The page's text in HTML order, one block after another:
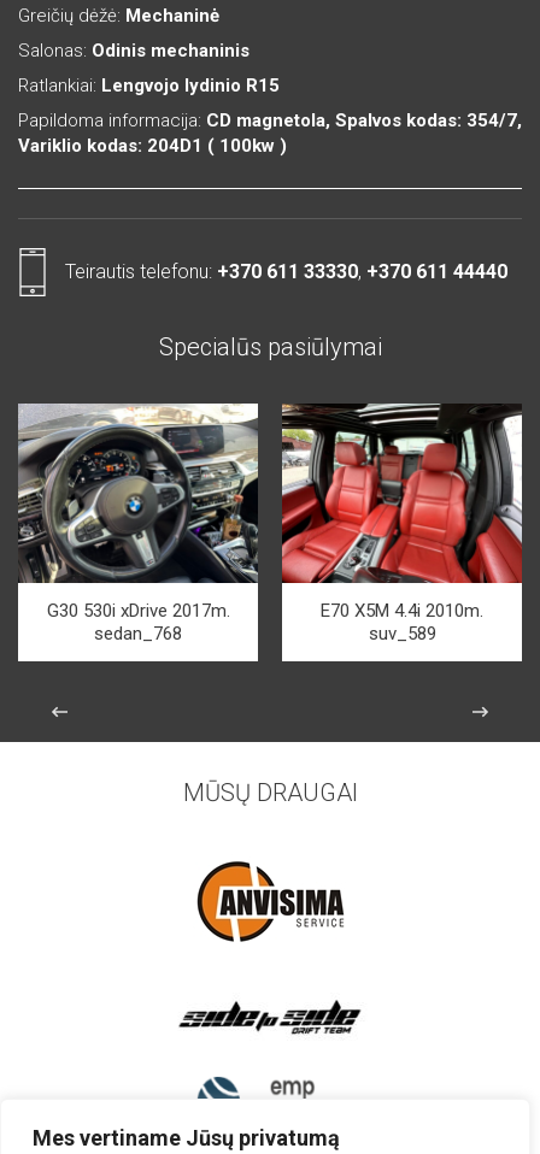
Mes vertiname Jūsų privatumą
Greičių dėžė: Mechaninė
Salonas: Odinis mechaninis
Ratlankiai: Lengvojo lydinio R15
Papildoma informacija: CD magnetola, Spalvos kodas: 354/7,
Variklio kodas: 204D1 ( 100kw )
Teirautis telefonu: +370 611 33330, +370 611 44440
Specialūs pasiūlymai
G30 530i xDrive 2017m.
sedan_768
E70 X5M 4.4i 2010m.
suv_589
MŪSŲ DRAUGAI